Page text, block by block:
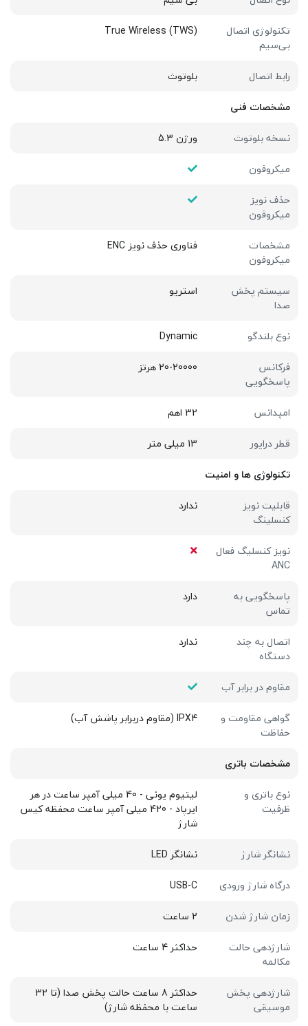
تکنولوژی اتصال
بی‌سیم
True Wireless (TWS)
رابط اتصال
بلوتوث
مشخصات فنی
نسخه بلوتوث
ورژن 5.3
میکروفون
حذف نویز
میکروفون
مشخصات
میکروفون
فناوری حذف نویز ENC
سیستم پخش
صدا
استریو
نوع بلندگو
Dynamic
فرکانس
پاسخگویی
20-20000 هرتز
امپدانس
32 اهم
قطر درایور
13 میلی متر
تکنولوژی ها و امنیت
قابلیت نویز
کنسلینگ
ندارد
نویز کنسلیگ فعال
ANC
پاسخگویی به
تماس
دارد
اتصال به چند
دستگاه
ندارد
مقاوم در برابر آب
گواهی مقاومت و
حفاظت
IPX4 (مقاوم دربرابر پاشش آب)
مشخصات باتری
نوع باتری و
ظرفیت
لیتیوم یونی - 40 میلی آمپر ساعت در هر
ایرپاد - 420 میلی آمپر ساعت محفظه کیس
شارژ
نشانگر شارژ
نشانگر LED
درگاه شارژ ورودی
USB-C
زمان شارژ شدن
2 ساعت
شارژدهی حالت
مکالمه
حداکثر 4 ساعت
شارژدهی پخش
موسیقی
حداکثر 8 ساعت حالت پخش صدا (تا 32
ساعت با محفظه شارژ)